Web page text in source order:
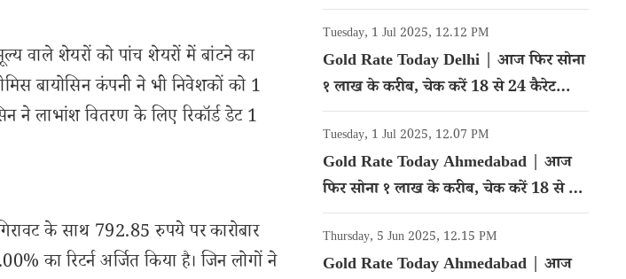
वाले शेयरों को पांच शेयरों में बांटने का
बायोसिन कंपनी ने भी निवेशकों को 1
ने लाभांश वितरण के लिए रिकॉर्ड डेट 1
के साथ 792.85 रुपये पर कारोबार
का रिटर्न अर्जित किया है। जिन लोगों ने
गोल्ड का रेट
Tuesday, 1 Jul 2025, 12.12 PM
Gold Rate Today Delhi | आज फिर सोना
१ लाख के करीब, चेक करें 18 से 24 कैरेट
गोल्ड का रेट
Tuesday, 1 Jul 2025, 12.07 PM
Gold Rate Today Ahmedabad | आज
फिर सोना १ लाख के करीब, चेक करें 18 से 24
कैरेट गोल्ड का रेट
Thursday, 5 Jun 2025, 12.15 PM
Gold Rate Today Ahmedabad | आज